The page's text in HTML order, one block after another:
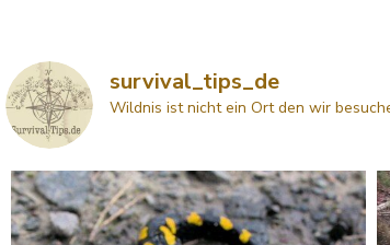
survival_tips_de
Wildnis ist nicht ein Ort den wir